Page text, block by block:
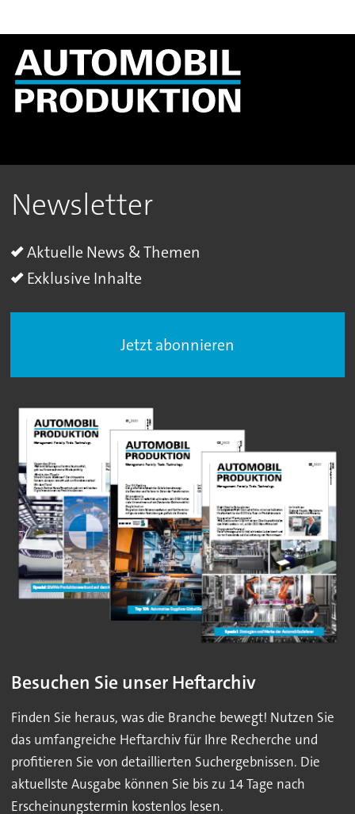
Newsletter
Aktuelle News & Themen
Exklusive Inhalte
Jetzt abonnieren
Besuchen Sie unser Heftarchiv
Finden Sie heraus, was die Branche bewegt! Nutzen Sie
das umfangreiche Heftarchiv für Ihre Recherche und
profitieren Sie von detaillierten Suchergebnissen. Die
aktuellste Ausgabe können Sie bis zu 14 Tage nach
Erscheinungstermin kostenlos lesen.